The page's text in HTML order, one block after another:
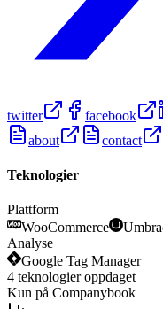
twitter facebook
about
contact
Teknologier
Plattform
WooCommerce
Analyse
Google Tag Manager
4 teknologier oppdaget
Kun på Companybook